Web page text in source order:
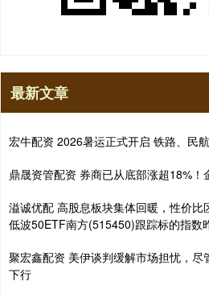
最新文章
宏牛配资 2026暑运正式开启 铁路、民
鼎晟资管配资 券商已从底部涨超18%！
溢诚优配 高股息板块集体回暖，性价比
低波50ETF南方(515450)跟踪标的指数
聚宏鑫配资 美伊谈判缓解市场担忧，
下行